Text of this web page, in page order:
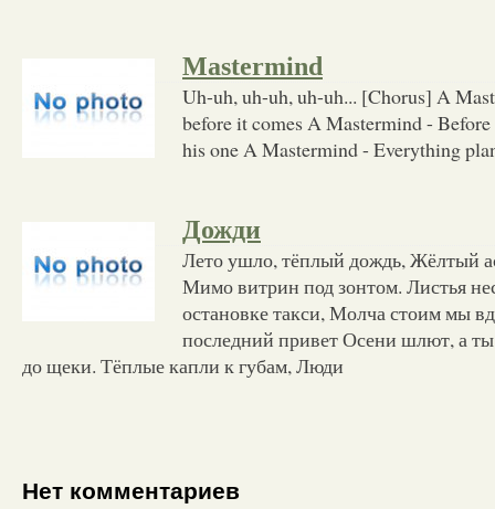
Mastermind
Uh-uh, uh-uh, uh-uh... [Chorus] A
before it comes A Mastermind -
his one A Mastermind - Everything
Дожди
Лето ушло, тёплый дождь, Жёлтый
Мимо витрин под зонтом. Листья
остановке такси, Молча стоим мы
последний привет Осени шлют, а
до щеки. Тёплые капли к губам, Люди
Нет комментариев